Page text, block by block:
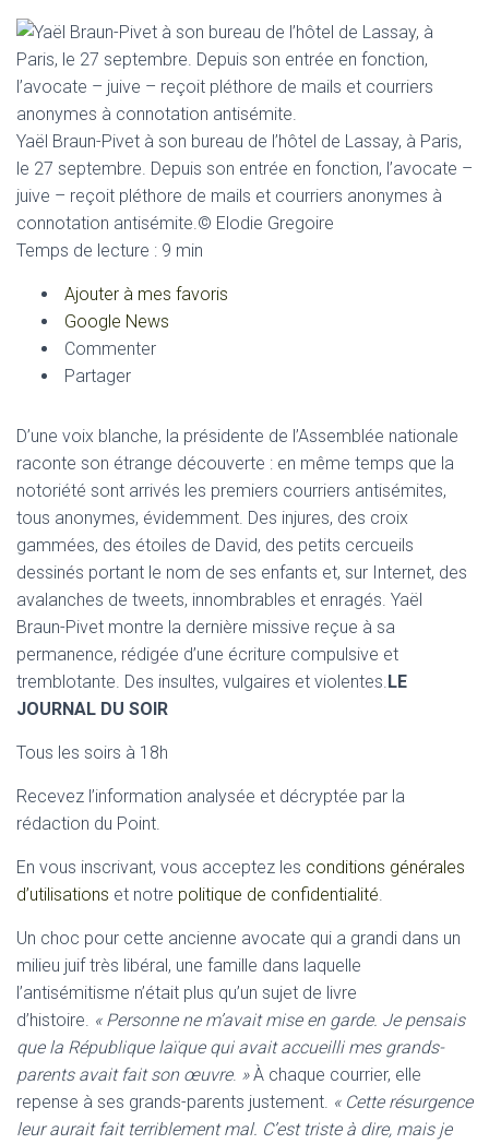
Yaël Braun-Pivet à son bureau de l’hôtel de Lassay, à Paris,
le 27 septembre. Depuis son entrée en fonction, l’avocate –
juive – reçoit pléthore de mails et courriers anonymes à
connotation antisémite.© Elodie Gregoire
Temps de lecture : 9 min
Ajouter à mes favoris
Google News
Commenter
Partager
D’une voix blanche, la présidente de l’Assemblée nationale
raconte son étrange découverte : en même temps que la
notoriété sont arrivés les premiers courriers antisémites,
tous anonymes, évidemment. Des injures, des croix
gammées, des étoiles de David, des petits cercueils
dessinés portant le nom de ses enfants et, sur Internet, des
avalanches de tweets, innombrables et enragés. Yaël
Braun-Pivet montre la dernière missive reçue à sa
permanence, rédigée d’une écriture compulsive et
tremblotante. Des insultes, vulgaires et violentes.LE
JOURNAL DU SOIR
Tous les soirs à 18h
Recevez l’information analysée et décryptée par la
rédaction du Point.
En vous inscrivant, vous acceptez les conditions générales
d’utilisations et notre politique de confidentialité.
Un choc pour cette ancienne avocate qui a grandi dans un
milieu juif très libéral, une famille dans laquelle
l’antisémitisme n’était plus qu’un sujet de livre
d’histoire. « Personne ne m’avait mise en garde. Je pensais
que la République laïque qui avait accueilli mes grands-
parents avait fait son œuvre. »À chaque courrier, elle
repense à ses grands-parents justement. « Cette résurgence
leur aurait fait terriblement mal. C’est triste à dire, mais je